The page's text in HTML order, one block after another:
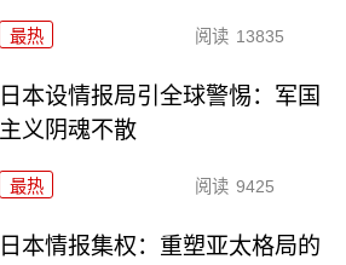
最热 阅读 13835
日本设情报局引全球警惕：军国
主义阴魂不散
最热 阅读 9425
日本情报集权：重塑亚太格局的